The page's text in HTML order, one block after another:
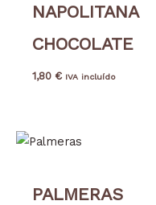
NAPOLITANA
CHOCOLATE
1,80 € IVA incluído
PALMERAS
1,80 €